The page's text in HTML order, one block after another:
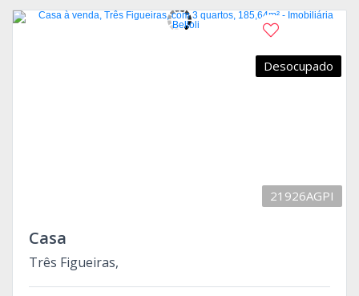
Desocupado
21926AGPI
Casa
Três Figueiras,